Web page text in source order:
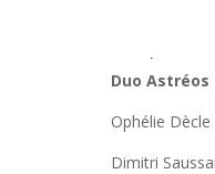
Duo Astréos
Ophélie
Dimitri